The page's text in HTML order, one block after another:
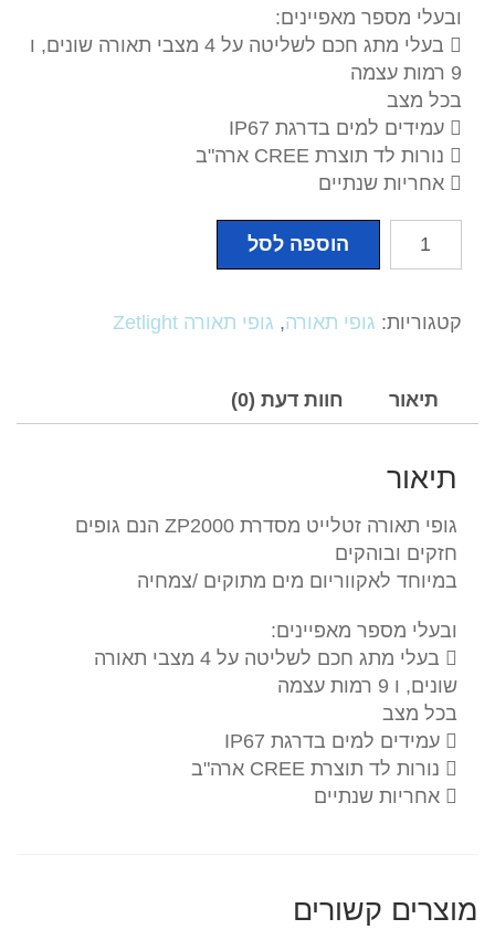
ובעלי מספר מאפיינים:
 בעלי מתג חכם לשליטה על 4 מצבי תאורה שונים, ו
9 רמות עצמה
בכל מצב
 עמידים למים בדרגת IP67
 נורות לד תוצרת CREE ארה"ב
 אחריות שנתיים
כמות
תאורה
מסדרת
ZP2000-
100
מתוקים
/צמחיה
הוספה לסל
קטגוריות: גופי תאורה, גופי תאורה Zetlight
תיאור חוות דעת (0)
תיאור
גופי תאורה זטלייט מסדרת ZP2000 הנם גופים
חזקים ובוהקים
במיוחד לאקווריום מים מתוקים /צמחיה
ובעלי מספר מאפיינים:
 בעלי מתג חכם לשליטה על 4 מצבי תאורה
שונים, ו 9 רמות עצמה
בכל מצב
 עמידים למים בדרגת IP67
 נורות לד תוצרת CREE ארה"ב
 אחריות שנתיים
מוצרים קשורים